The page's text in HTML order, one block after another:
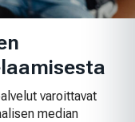
varoittavat
median